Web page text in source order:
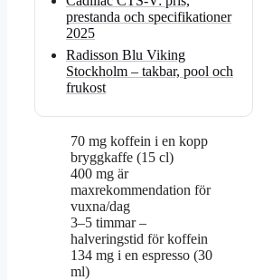
prestanda och specifikationer
2025
Radisson Blu Viking
Stockholm – takbar, pool och
frukost
70 mg koffein i en kopp
bryggkaffe (15 cl)
400 mg är
maxrekommendation för
vuxna/dag
3–5 timmar –
halveringstid för koffein
134 mg i en espresso (30
ml)